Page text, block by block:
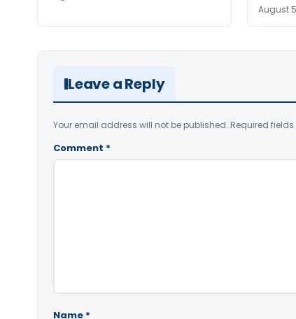
August
Leave a Reply
Your email address will not be published. Required
Comment *
Name *